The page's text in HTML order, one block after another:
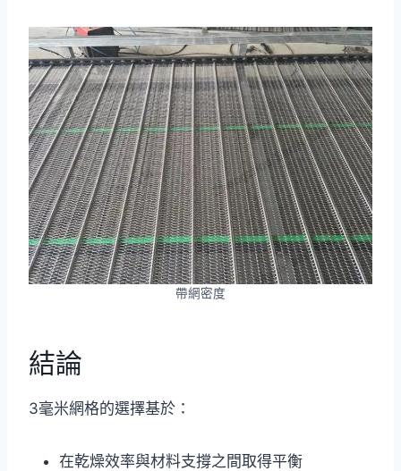
帶網密度
結論
3毫米網格的選擇基於：
在乾燥效率與材料支撐之間取得平衡